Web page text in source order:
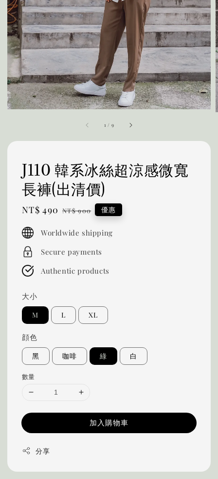
1 / 9
J110 韓系冰絲超涼感微寬
長褲(出清價)
Sale
NT$ 490 Regular
NT$ 900 優惠
Worldwide shipping
Secure payments
Authentic products
大小
M L XL
顔色
黑 咖啡 綠 白
數量
加入購物車
分享